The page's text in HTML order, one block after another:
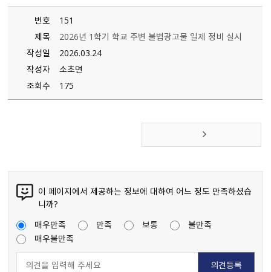
번호
151
제목
2026년 1학기 학교 주변 불법광고물 일제 정비 실시
작성일
2026.03.24
작성자
소초면
조회수
175
이 페이지에서 제공하는 정보에 대하여 어느 정도 만족하셨습
니까?
매우만족
만족 보통
불만족
매우불만족